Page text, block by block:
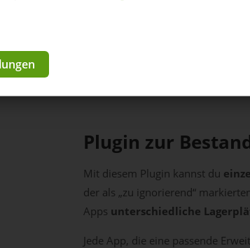
Plugin:
Plugin zur
Mit diesem Plugin kannst du
der als „zu ignorierend“
Apps unterschiedliche
Jede App, die eine passende